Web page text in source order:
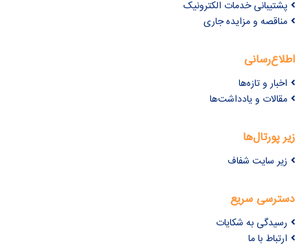
پشتیبانی خدمات الکترونیک
مناقصه و مزایده جاری
اطلاع‌رسانی
اخبار و تازه‌ها
مقالات و یادداشت‌ها
زیر پورتال‌ها
زیر سایت شفاف
دسترسی سریع
رسیدگی به شکایات
ارتباط با ما